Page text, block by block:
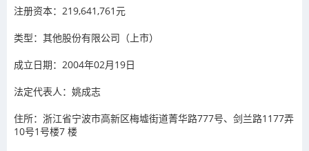
注册资本：219,641,761元
类型：其他股份有限公司（上市）
成立日期：2004年02月19日
法定代表人：姚成志
住所：浙江省宁波市高新区梅墟街道菁华路777号、剑兰路1177弄
10号1号楼7 楼